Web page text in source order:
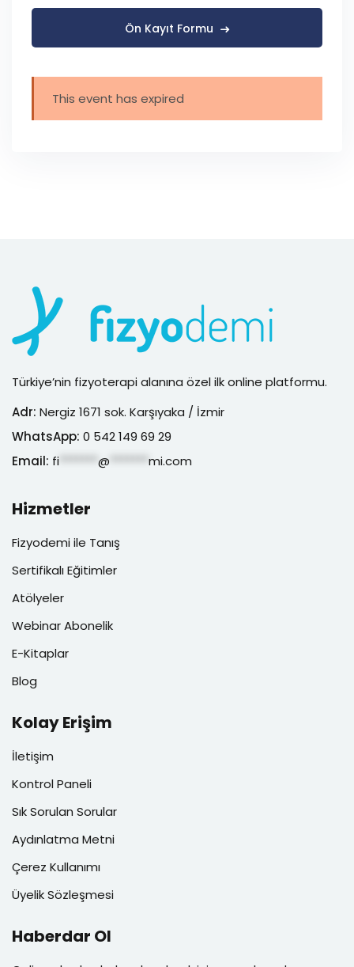
Ön Kayıt Formu
This event has expired
Türkiye’nin fizyoterapi alanına özel ilk online platformu.
Adr: Nergiz 1671 sok. Karşıyaka / İzmir
WhatsApp: 0 542 149 69 29
Email: fi @ mi.com
Hizmetler
Fizyodemi ile Tanış
Sertifikalı Eğitimler
Atölyeler
Webinar Abonelik
E-Kitaplar
Blog
Kolay Erişim
İletişim
Kontrol Paneli
Sık Sorulan Sorular
Aydınlatma Metni
Çerez Kullanımı
Üyelik Sözleşmesi
Haberdar Ol